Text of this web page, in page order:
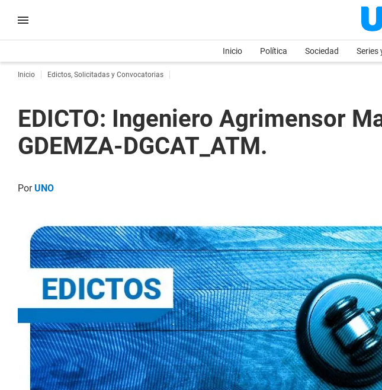
Inicio Política Sociedad Series
Inicio Edictos, Solicitadas y Convocatorias
EDICTO: Ingeniero Agrimensor
GDEMZA-DGCAT_ATM.
PorUNO